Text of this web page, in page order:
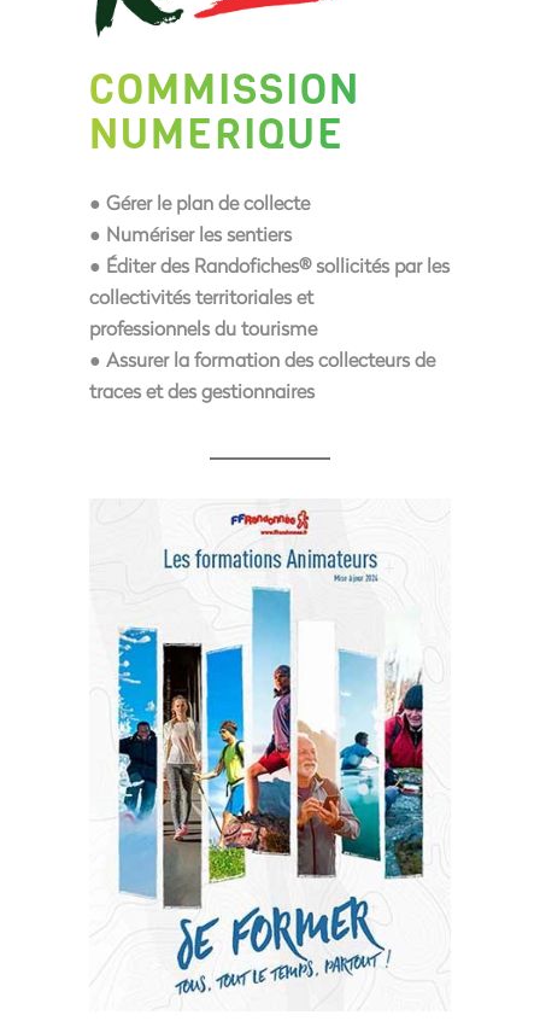
COMMISSION
NUMERIQUE
● Gérer le plan de collecte
● Numériser les sentiers
● Éditer des Randofiches® sollicités par les
collectivités territoriales et
professionnels du tourisme
● Assurer la formation des collecteurs de
traces et des gestionnaires